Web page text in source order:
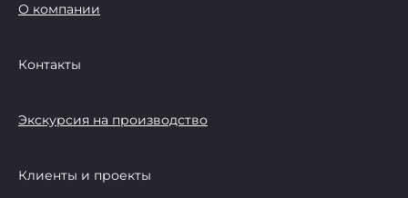
О компании
Контакты
Экскурсия на производство
Клиенты и проекты